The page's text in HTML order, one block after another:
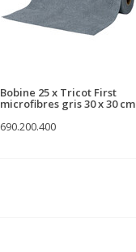
Bobine 25 x Tricot First
microfibres gris 30 x 30 cm
690.200.400